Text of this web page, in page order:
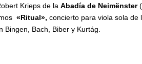
Krieps de laAbadía de
presentamos«Ritual»,concierto
de Hildegard von Bingen, Bach, Biber